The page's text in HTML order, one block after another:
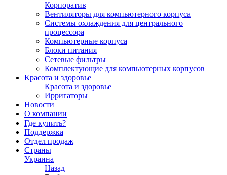
Корпоратив
Вентиляторы для компьютерного корпуса
Системы охлаждения для центрального
процессора
Компьютерные корпуса
Блоки питания
Сетевые фильтры
Комплектующие для компьютерных корпусов
Красота и здоровье
Красота и здоровье
Ирригаторы
Новости
О компании
Где купить?
Поддержка
Отдел продаж
Страны
Украина
Назад